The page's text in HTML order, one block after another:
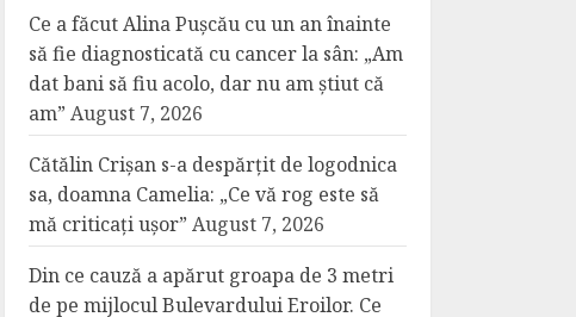
Ce a făcut Alina Pușcău cu un an înainte
să fie diagnosticată cu cancer la sân: „Am
dat bani să fiu acolo, dar nu am știut că
am” August 7, 2026
Cătălin Crișan s-a despărțit de logodnica
sa, doamna Camelia: „Ce vă rog este să
mă criticați ușor” August 7, 2026
Din ce cauză a apărut groapa de 3 metri
de pe mijlocul Bulevardului Eroilor. Ce